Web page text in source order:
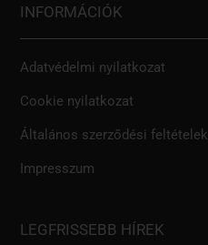
INFORMÁCIÓK
Adatvédelmi nyilatkozat
Cookie nyilatkozat
Általános szerződési feltételek
Impresszum
LEGFRISSEBB HÍREK